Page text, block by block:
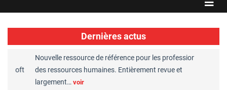
Dernières actus
soft
Nouvelle ressource de référence pour les professionnels
des ressources humaines. Entièrement revue et
largement…voir